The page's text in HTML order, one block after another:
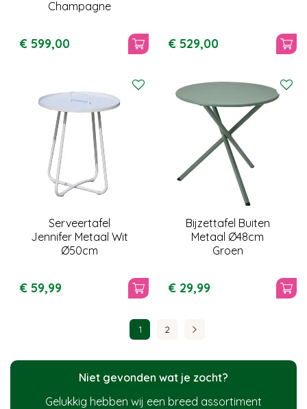
Champagne
€ 599,00 € 529,00
Serveertafel
Jennifer Metaal Wit
Ø50cm
€ 59,99
Bijzettafel Buiten
Metaal Ø48cm
Groen
€ 29,99
1 2
Niet gevonden wat je zocht?
Gelukkig hebben wij een breed assortiment